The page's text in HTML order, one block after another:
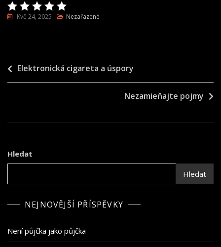
Kvě 24, 2025 Nezařazené
Navigace
pro
Elektronická cigareta a úspory
Nezamieňajte pojmy
Hledat
Hledat
NEJNOVĚJŠÍ PŘÍSPĚVKY
Není půjčka jako půjčka